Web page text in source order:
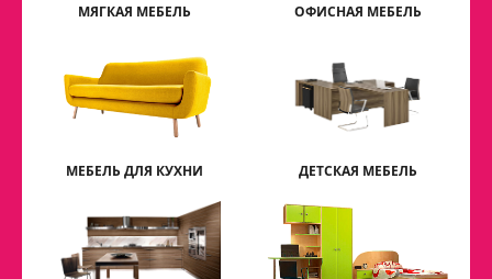
МЯГКАЯ МЕБЕЛЬ ОФИСНАЯ МЕБЕЛЬ
МЕБЕЛЬ ДЛЯ КУХНИ ДЕТСКАЯ МЕБЕЛЬ